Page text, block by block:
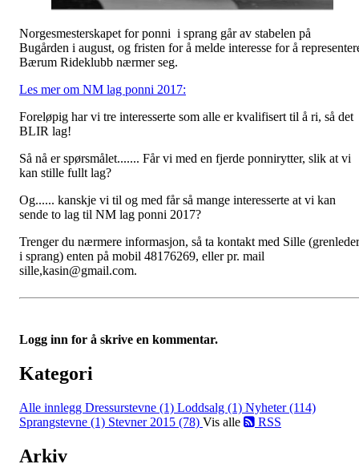
Norgesmesterskapet for ponni i sprang går av stabelen på
Bugården i august, og fristen for å melde interesse for å
Bærum Rideklubb nærmer seg.
Les mer om NM lag ponni 2017:
Foreløpig har vi tre interesserte som alle er kvalifisert til å ri, så det
BLIR lag!
Så nå er spørsmålet....... Får vi med en fjerde ponnirytter, slik at vi
kan stille fullt lag?
Og...... kanskje vi til og med får så mange interesserte at vi kan
sende to lag til NM lag ponni 2017?
Trenger du nærmere informasjon, så ta kontakt med Sille (grenleder
i sprang) enten på mobil 48176269, eller pr. mail
sille,kasin@gmail.com.
Logg inn for å skrive en kommentar.
Kategori
Alle innlegg Dressurstevne (1) Loddsalg (1) Nyheter (114)
Sprangstevne (1) Stevner 2015 (78) Vis alle RSS
Arkiv